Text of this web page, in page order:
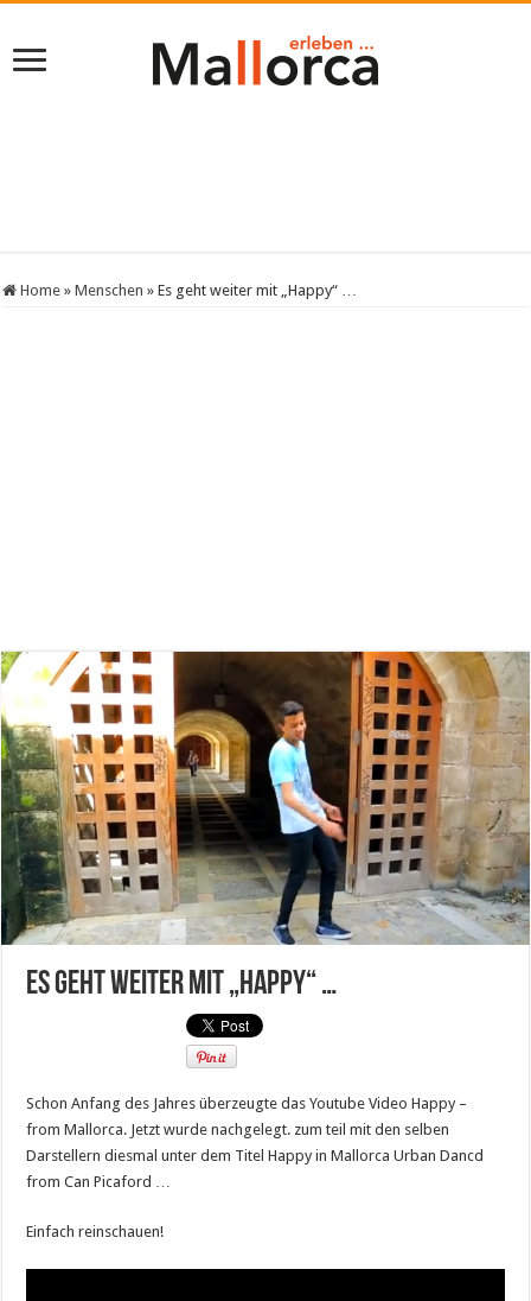
Home » Menschen » Es geht weiter mit „Happy“ …
Es geht weiter mit „Happy“ …
Schon Anfang des Jahres überzeugte das Youtube Video Happy –
from Mallorca. Jetzt wurde nachgelegt. zum teil mit den selben
Darstellern diesmal unter dem Titel Happy in Mallorca Urban Dancd
from Can Picaford …
Einfach reinschauen!